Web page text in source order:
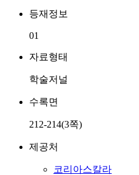
등재정보
01
자료형태
학술저널
수록면
212-214(3쪽)
제공처
코리아스칼라